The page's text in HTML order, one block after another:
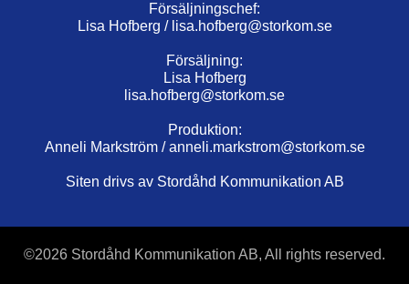
Försäljningschef:
Lisa Hofberg / lisa.hofberg@storkom.se
Försäljning:
Lisa Hofberg
lisa.hofberg@storkom.se
Produktion:
Anneli Markström / anneli.markstrom@storkom.se
Siten drivs av Stordåhd Kommunikation AB
©2026 Stordåhd Kommunikation AB, All rights reserved.